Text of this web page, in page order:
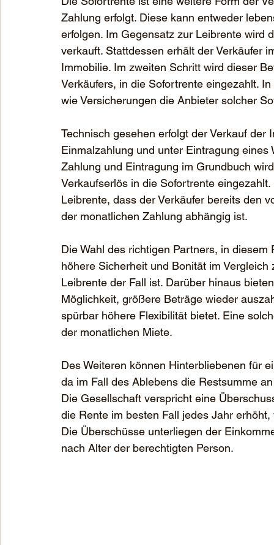
Zahlung erfolgt. Diese kann entweder
erfolgen. Im Gegensatz zur Leibrente wird
verkauft. Stattdessen erhält der Verkäufer
Immobilie. Im zweiten Schritt wird dieser
Verkäufers, in die Sofortrente eingezahlt.
wie Versicherungen die Anbieter solcher
Technisch gesehen erfolgt der Verkauf
Einmalzahlung und unter Eintragung
Zahlung und Eintragung im Grundbuch
Verkaufserlös in die Sofortrente
Leibrente, dass der Verkäufer bereits den
der monatlichen Zahlung abhängig ist.
Die Wahl des richtigen Partners, in
höhere Sicherheit und Bonität im
Leibrente der Fall ist. Darüber hinaus
Möglichkeit, größere Beträge wieder
spürbar höhere Flexibilität bietet. Eine
der monatlichen Miete.
Des Weiteren können Hinterbliebenen für
da im Fall des Ablebens die Restsumme
Die Gesellschaft verspricht eine
die Rente im besten Fall jedes Jahr
Die Überschüsse unterliegen der
nach Alter der berechtigten Person.